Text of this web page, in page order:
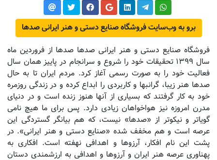
برو به وب‌سایت فروشگاه صنایع دستی و هنر ایرانی صدها
فروشگاه صنایع دستی و هنر ایرانی صدها صدها از فروردین ماه
سال ۱۳۹۹ تحقیقات خود را شروع و سرانجام در پاییز همان سال
فعالیت خود را به صورت رسمی آغاز کرد. مردم ایران تا به حال
صدها هنر زیبا، گرانبها و کاربردی را ابداع کرده و در زندگی روزمره
خود به کار گرفتند که بسیاری از آنها هنوز زنده است و در دنیای
مدرن امروزه نیز هواخواهان زیادی دارد. پس برای ما هیچ نامی
گویاتر و نیکوتر از «صدها» نیست، که هم بیانگر گستردگی این
عرصه است و هم مخفف شده «صنایع دستی و هنر ایرانی». در
پشت این نام افکار، آرزوها و اهدافی نهفته است. افکاری به
پهناوری عرصه هنر ایران و آرزوها و اهدافی به ارزشمندی دستان